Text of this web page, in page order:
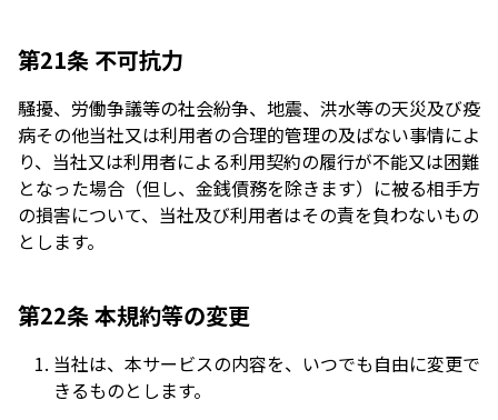
第21条 不可抗力
騒擾、労働争議等の社会紛争、地震、洪水等の天災及び疫
病その他当社又は利用者の合理的管理の及ばない事情によ
り、当社又は利用者による利用契約の履行が不能又は困難
となった場合（但し、金銭債務を除きます）に被る相手方
の損害について、当社及び利用者はその責を負わないもの
とします。
第22条 本規約等の変更
当社は、本サービスの内容を、いつでも自由に変更で
きるものとします。